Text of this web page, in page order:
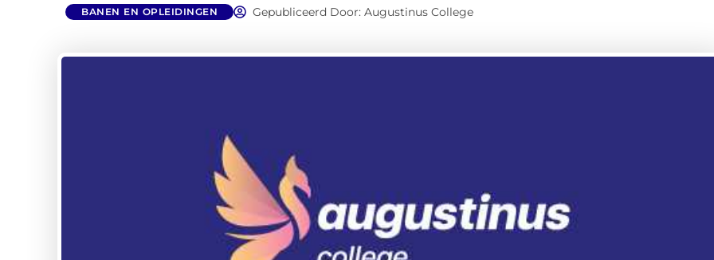
BANEN EN OPLEIDINGEN Gepubliceerd Door: Augustinus College